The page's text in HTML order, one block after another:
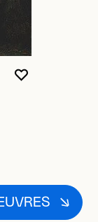
VOUS
FERMER
OUVRIR LA